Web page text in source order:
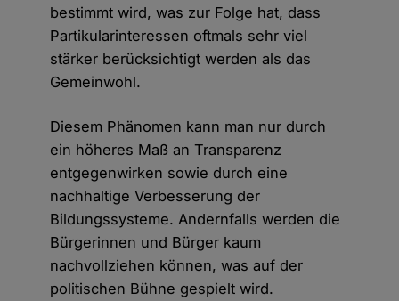
bestimmt wird, was zur Folge hat, dass
Partikularinteressen oftmals sehr viel
stärker berücksichtigt werden als das
Gemeinwohl.
Diesem Phänomen kann man nur durch
ein höheres Maß an Transparenz
entgegenwirken sowie durch eine
nachhaltige Verbesserung der
Bildungssysteme. Andernfalls werden die
Bürgerinnen und Bürger kaum
nachvollziehen können, was auf der
politischen Bühne gespielt wird.